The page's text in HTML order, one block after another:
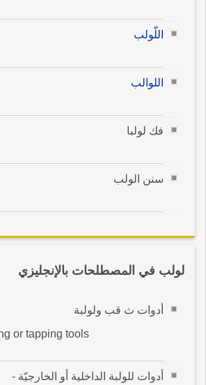
اللّولب
اللوالب
فك لولبا
سنن الولب
لولب في المصطلحات بالإنجليزي
أدوات ث قب ولولبة
or tapping tools
أدوات للولبة الداخلية أو الخارجيّة -